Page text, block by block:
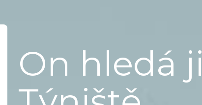
On hledá ji